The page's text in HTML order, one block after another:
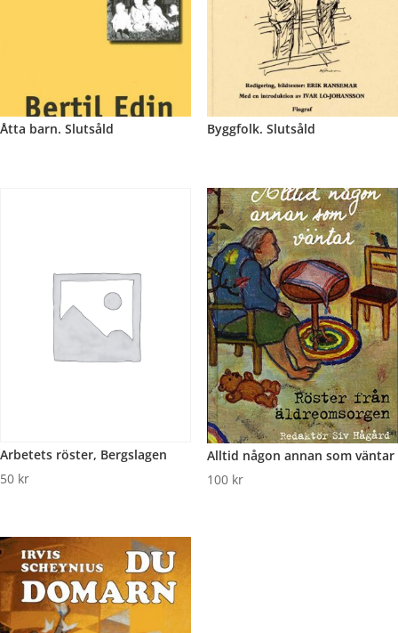
Åtta barn. Slutsåld Byggfolk. Slutsåld
Arbetets röster, Bergslagen
50 kr
Alltid någon annan som väntar
100 kr